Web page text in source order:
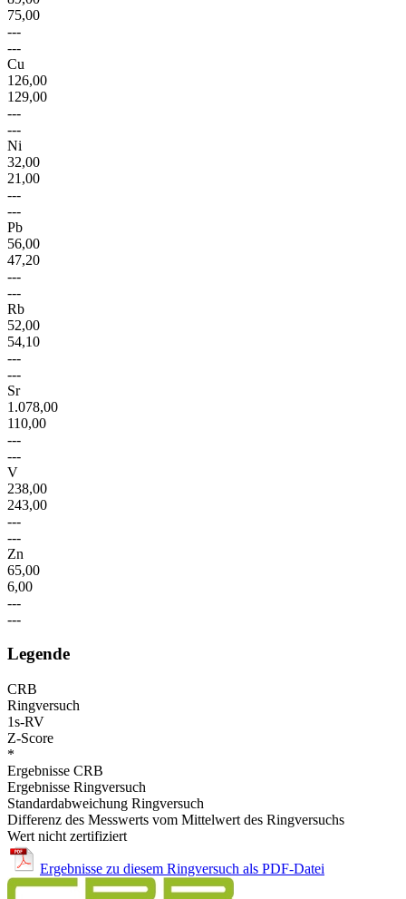
75,00
---
---
Cu
126,00
129,00
---
---
Ni
32,00
21,00
---
---
Pb
56,00
47,20
---
---
Rb
52,00
54,10
---
---
Sr
1.078,00
110,00
---
---
V
238,00
243,00
---
---
Zn
65,00
6,00
---
---
Legende
CRB
Ringversuch
1s-RV
Z-Score
*
Ergebnisse CRB
Ergebnisse Ringversuch
Standardabweichung Ringversuch
Differenz des Messwerts vom Mittelwert des Ringversuchs
Wert nicht zertifiziert
Ergebnisse zu diesem Ringversuch als PDF-Datei